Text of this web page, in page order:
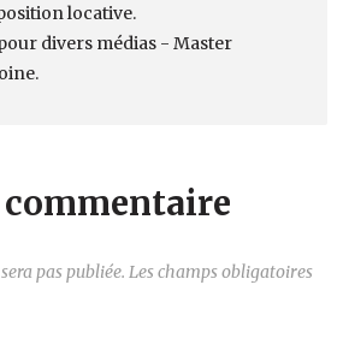
locative.
divers médias - Master
pas publiée. Les champs obligatoires